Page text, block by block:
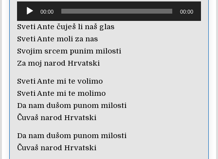
Reproduktor
audiozapisa
00:00 00:00
Sveti Ante čuješ li naš glas
Sveti Ante moli za nas
Svojim srcem punim milosti
Za moj narod Hrvatski
Sveti Ante mi te volimo
Sveti Ante mi te molimo
Da nam dušom punom milosti
Čuvaš narod Hrvatski
Da nam dušom punom milosti
Čuvaš narod Hrvatski